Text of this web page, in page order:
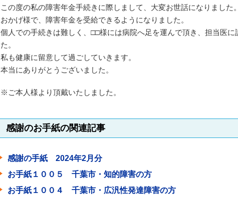
この度の私の障害年金手続きに際しまして、大変お世話になりました
おかげ様で、障害年金を受給できるようになりました。
個人での手続きは難しく、□□様には病院へ足を運んで頂き、担当医
た。
私も健康に留意して過ごしていきます。
本当にありがとうございました。
※ご本人様より頂戴いたしました。
感謝のお手紙の関連記事
感謝の手紙 2024年2月分
お手紙１００５ 千葉市・知的障害の方
お手紙１００４ 千葉市・広汎性発達障害の方